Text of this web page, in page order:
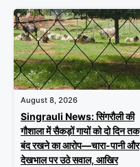
August 8, 2026
Singrauli News: सिंगरौली की
गौशाला में सैकड़ों गायों को दो दिन तक
बंद रखने का आरोप—चारा-पानी और
देखभाल पर उठे सवाल, आखिर